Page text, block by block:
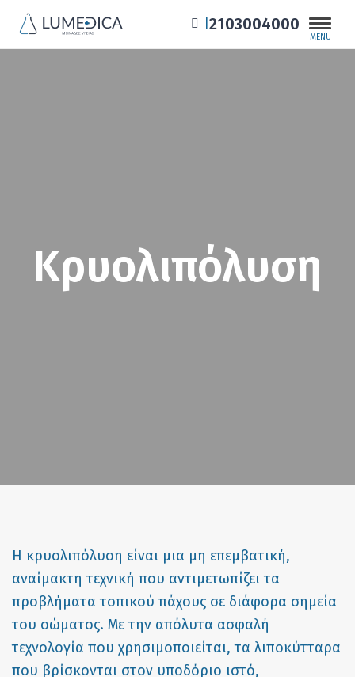
MENU
2103004000
Κρυολιπόλυση
H κρυολιπόλυση είναι μια μη επεμβατική,
αναίμακτη τεχνική που αντιμετωπίζει τα
προβλήματα τοπικού πάχους σε διάφορα σημεία
του σώματος. Με την απόλυτα ασφαλή
τεχνολογία που χρησιμοποιείται, τα λιποκύτταρα
που βρίσκονται στον υποδόριο ιστό,